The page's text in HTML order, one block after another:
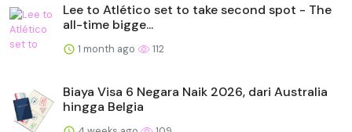
Lee to Atlético set to take second spot - The
all-time bigge...
1 month ago 112
Biaya Visa 6 Negara Naik 2026, dari Australia
hingga Belgia